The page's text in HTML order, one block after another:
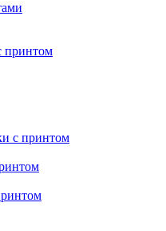
принтом
с принтом